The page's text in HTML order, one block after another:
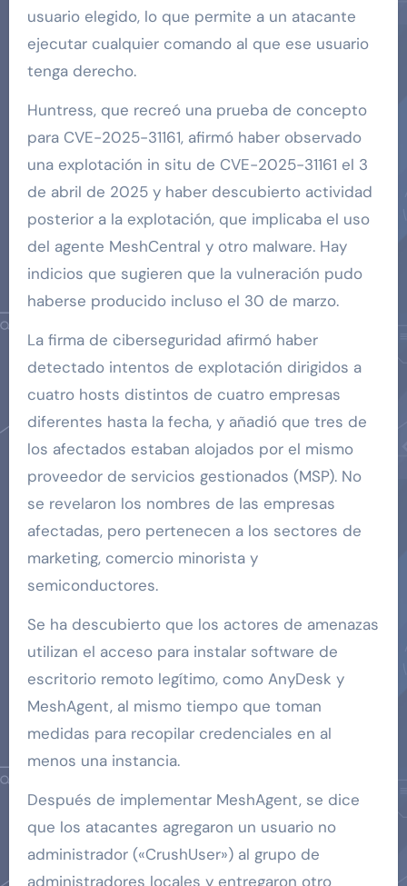
usuario elegido, lo que permite a un atacante
ejecutar cualquier comando al que ese usuario
tenga derecho.
Huntress, que recreó una prueba de concepto
para CVE-2025-31161, afirmó haber observado
una explotación in situ de CVE-2025-31161 el 3
de abril de 2025 y haber descubierto actividad
posterior a la explotación, que implicaba el uso
del agente MeshCentral y otro malware. Hay
indicios que sugieren que la vulneración pudo
haberse producido incluso el 30 de marzo.
La firma de ciberseguridad afirmó haber
detectado intentos de explotación dirigidos a
cuatro hosts distintos de cuatro empresas
diferentes hasta la fecha, y añadió que tres de
los afectados estaban alojados por el mismo
proveedor de servicios gestionados (MSP). No
se revelaron los nombres de las empresas
afectadas, pero pertenecen a los sectores de
marketing, comercio minorista y
semiconductores.
Se ha descubierto que los actores de amenazas
utilizan el acceso para instalar software de
escritorio remoto legítimo, como AnyDesk y
MeshAgent, al mismo tiempo que toman
medidas para recopilar credenciales en al
menos una instancia.
Después de implementar MeshAgent, se dice
que los atacantes agregaron un usuario no
administrador («CrushUser») al grupo de
administradores locales y entregaron otro